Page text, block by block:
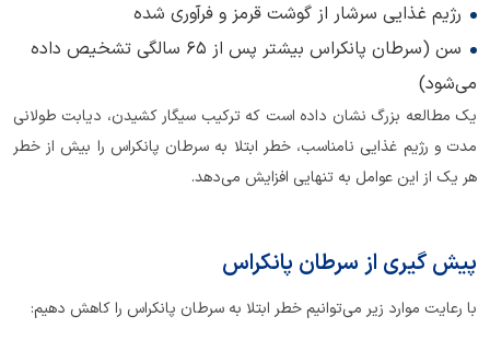
رژیم غذایی سرشار از گوشت قرمز و فرآوری شده
سن (سرطان پانکراس بیشتر پس از ۶۵ سالگی تشخیص داده
می‌شود)
یک مطالعه بزرگ نشان داده است که ترکیب سیگار کشیدن، دیابت طولانی
مدت و رژیم غذایی نامناسب، خطر ابتلا به سرطان پانکراس را بیش از خطر
هر یک از این عوامل به تنهایی افزایش می‌دهد.
پیش گیری از سرطان پانکراس
با رعایت موارد زیر می‌توانیم خطر ابتلا به سرطان پانکراس را کاهش دهیم: